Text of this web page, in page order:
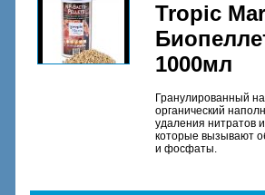
Tropic
1000мл
Гранулированный
органический
удаления нитратов
которые вызывают
и фосфаты.